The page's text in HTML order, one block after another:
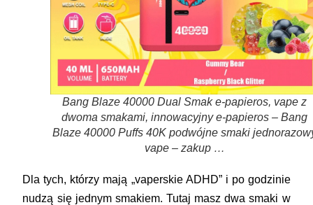
Bang Blaze 40000 Dual Smak e-papieros, vape z
dwoma smakami, innowacyjny e-papieros – Bang
Blaze 40000 Puffs 40K podwójne smaki
vape – zakup …
Dla tych, którzy mają „vaperskie ADHD” i po godzinie
nudzą się jednym smakiem. Tutaj maszdwa smaki w